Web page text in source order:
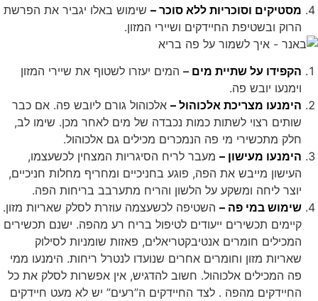
מסטיקים וסוכריות ללא סוכר – שימוש באלו יגביר את הפרשת
הרוק ובשטיפת החיידקים ושיירי המזון.
הקפידו על שתיית מים – המים יעזרו לשטוף את שיירי המזון
וימנעו יובש פה.
הימנעו מצריכת אלכוהול – אלכוהול גורם ליובש פה. אם כבר
שותים רצוי לשתות כמות נכבדה של מים לאחר מכן. שימו לב,
חלק מתכשירי מי פה הנמכרים מכילים גם אלכוהול.
הימנעו מעישון – מעבר לריח הסיגריות המצחין לכשעצמו,
העישון מייבש את הפה, פוגע בחניכיים ומחריף מחלות חניכיים,
יוצר ליחה ומשקע על הלשון והריח מתערבב בריחות הפה.
שימוש במי פה – השטיפה לכשעצמה עוזרת לסלק שאריות מזון.
קיימים תכשירים ייעודים לטיפול בריח רע מהפה. ישנם תכשירים
המכילים חומרים אנטיבקטריאלים, פאזות שומניות לסילוק
שאריות מזון וחומרים אחרים שנועדו לנטרל ריחות. הימנעו ממי
פה המכילים אלכוהול. חשוב להדגיש, אין אפשרות לסלק את כל
החיידקים מהפה . לצד החיידקים ה”רעים” יש לא מעט חיידקים